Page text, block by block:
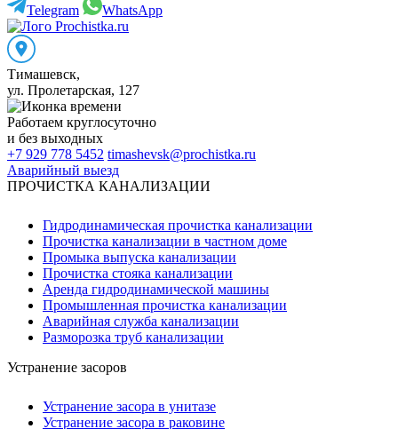
Telegram
WhatsApp
Тимашевск,
ул. Пролетарская, 127
Работаем круглосуточно
и без выходных
+7 929 778 5452 timashevsk@prochistka.ru
Аварийный выезд
ПРОЧИСТКА КАНАЛИЗАЦИИ
Гидродинамическая прочистка канализации
Прочистка канализации в частном доме
Промыка выпуска канализации
Прочистка стояка канализации
Аренда гидродинамической машины
Промышленная прочистка канализации
Аварийная служба канализации
Разморозка труб канализации
Устранение засоров
Устранение засора в унитазе
Устранение засора в раковине